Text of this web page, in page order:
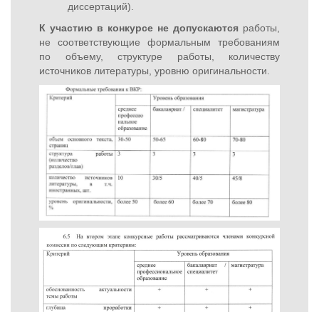
диссертаций).
К участию в конкурсе не допускаются работы,
не соответствующие формальным требованиям
по объему, структуре работы, количеству
источников литературы, уровню оригинальности.